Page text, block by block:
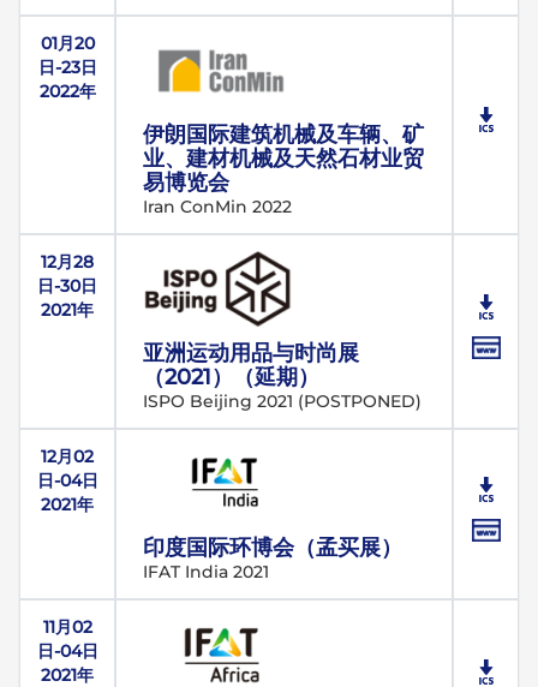
01月20
日-23日
2022年
伊朗国际建筑机械及车辆、矿
业、建材机械及天然石材业贸
易博览会
Iran ConMin 2022
12月28
日-30日
2021年
亚洲运动用品与时尚展
（2021）（延期）
ISPO Beijing 2021 (POSTPONED)
12月02
日-04日
2021年
印度国际环博会（孟买展）
IFAT India 2021
11月02
日-04日
2021年